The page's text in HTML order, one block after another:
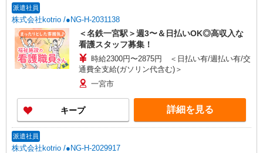
派遣社員
株式会社kotrio /●NG-H-2031138
＜名鉄一宮駅＞週3〜＆日払いOK◎高収入な
看護スタッフ募集！
時給2300円〜2875円 ＜日払い有/週払い有/交
通費全支給(ガソリン代含む)＞
一宮市
キープ 詳細を見る
派遣社員
株式会社kotrio /●NG-H-2029917